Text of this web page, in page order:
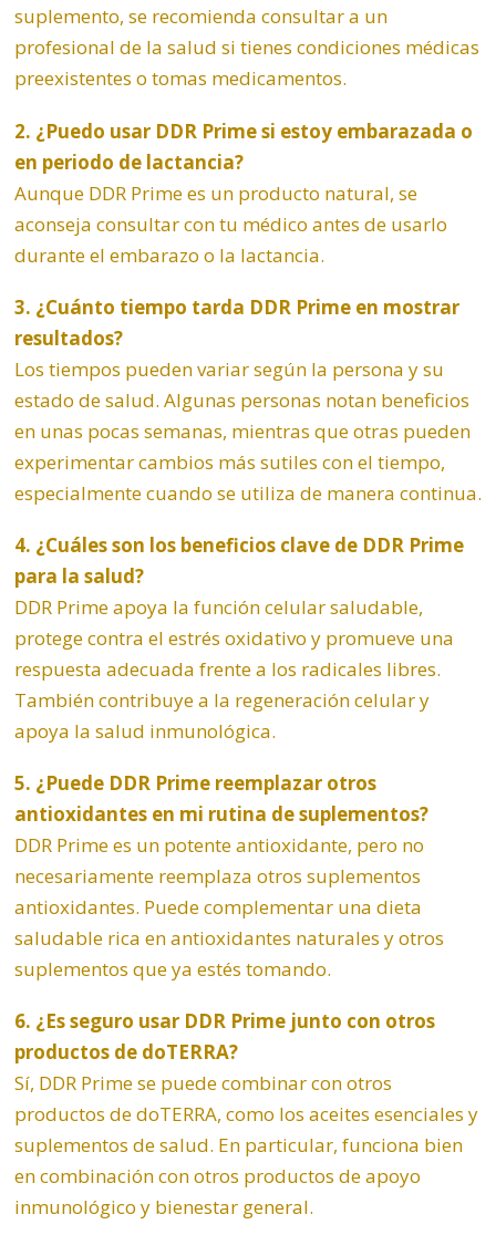
suplemento, se recomienda consultar a un
profesional de la salud si tienes condiciones médicas
preexistentes o tomas medicamentos.
2. ¿Puedo usar DDR Prime si estoy embarazada o
en periodo de lactancia?
Aunque DDR Prime es un producto natural, se
aconseja consultar con tu médico antes de usarlo
durante el embarazo o la lactancia.
3. ¿Cuánto tiempo tarda DDR Prime en mostrar
resultados?
Los tiempos pueden variar según la persona y su
estado de salud. Algunas personas notan beneficios
en unas pocas semanas, mientras que otras pueden
experimentar cambios más sutiles con el tiempo,
especialmente cuando se utiliza de manera continua.
4. ¿Cuáles son los beneficios clave de DDR Prime
para la salud?
DDR Prime apoya la función celular saludable,
protege contra el estrés oxidativo y promueve una
respuesta adecuada frente a los radicales libres.
También contribuye a la regeneración celular y
apoya la salud inmunológica.
5. ¿Puede DDR Prime reemplazar otros
antioxidantes en mi rutina de suplementos?
DDR Prime es un potente antioxidante, pero no
necesariamente reemplaza otros suplementos
antioxidantes. Puede complementar una dieta
saludable rica en antioxidantes naturales y otros
suplementos que ya estés tomando.
6. ¿Es seguro usar DDR Prime junto con otros
productos de doTERRA?
Sí, DDR Prime se puede combinar con otros
productos de doTERRA, como los aceites esenciales y
suplementos de salud. En particular, funciona bien
en combinación con otros productos de apoyo
inmunológico y bienestar general.